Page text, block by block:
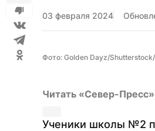
03 февраля 2024
Фото: Golden Dayz/
Читать «Север-
Ученики школы №2